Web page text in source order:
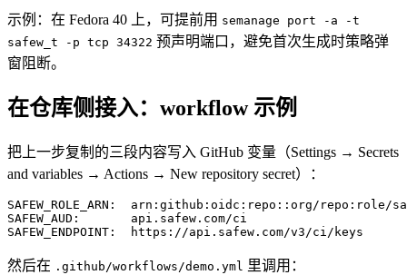
示例：在 Fedora 40 上，可提前用 semanage port -a -t
safew_t -p tcp 34322 预声明端口，避免首次生成时策略弹
窗阻断。
在仓库侧接入：workflow 示例
把上一步复制的三段内容写入 GitHub 变量（Settings → Secrets
and variables → Actions → New repository secret）：
SAFEW_ROLE_ARN:  arn:github:oidc:repo::org/repo:role/
SAFEW_AUD:       api.safew.com/ci
SAFEW_ENDPOINT:  https://api.safew.com/v3/ci/keys
然后在 .github/workflows/demo.yml 里调用：